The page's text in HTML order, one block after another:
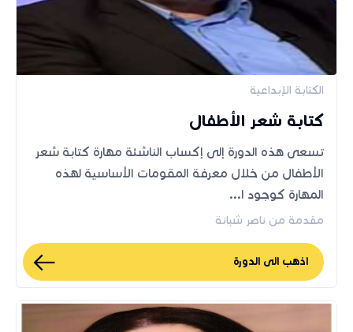
الكتابة الإبداعية
كتابة شعر الأطفال
تسعى هذه الدورة إلى إكساب الناشئة مهارة كتابة شعر
الأطفال من خلال معرفة المقومات الأساسية لهذه
المهارة كوجود ا...
مقدمة من ناصر شبانة
اذهب الى الدورة